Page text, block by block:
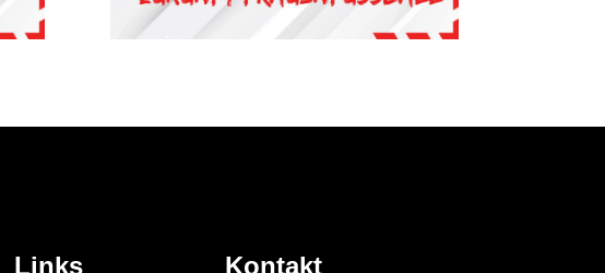
Links Kontakt